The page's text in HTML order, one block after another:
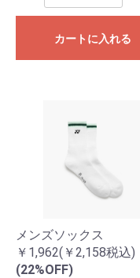
カートに入れる
メンズソックス
￥1,962(￥2,158税込)
(22%OFF)